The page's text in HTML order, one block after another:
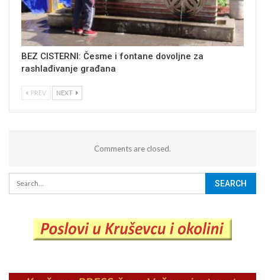
BEZ CISTERNI: Česme i fontane dovoljne za
rashlađivanje građana
PREV NEXT
Comments are closed.